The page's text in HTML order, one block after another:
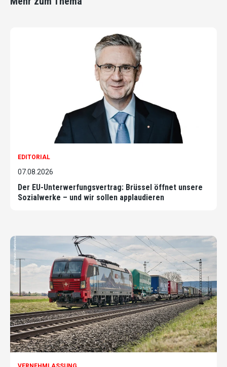
EDITORIAL
07.08.2026
Der EU-Unterwerfungsvertrag: Brüssel öffnet unsere
Sozialwerke – und wir sollen applaudieren